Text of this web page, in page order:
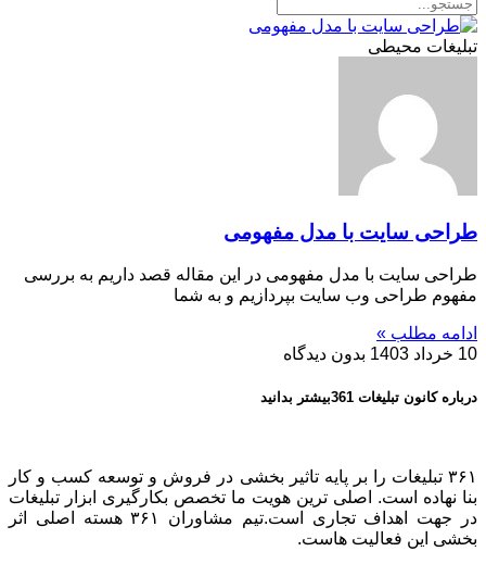
تبلیغات محیطی
طراحی سایت با مدل مفهومی
طراحی سایت با مدل مفهومی در این مقاله قصد داریم به بررسی
مفهوم طراحی وب سایت بپردازیم و به شما
ادامه مطلب »
10 خرداد 1403
بدون دیدگاه
درباره کانون تبلیغات 361بیشتر بدانید
۳۶۱ تبلیغات را بر پایه تاثیر بخشی در فروش و توسعه کسب و کار
بنا نهاده است. اصلی ترین هویت ما تخصص بکارگیری ابزار تبلیغات
در جهت اهداف تجاری است.تیم مشاوران ۳۶۱ هسته اصلی اثر
بخشی این فعالیت هاست.